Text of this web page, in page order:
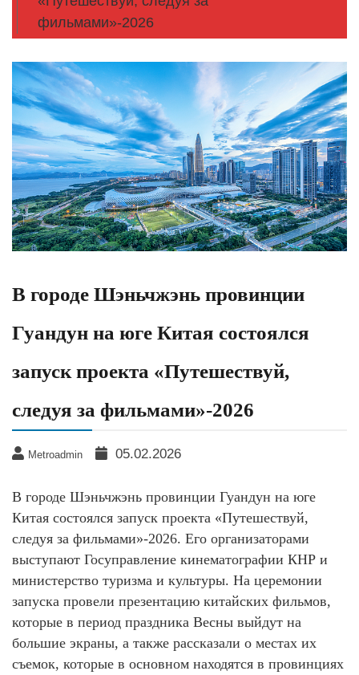
фильмами»-2026
В городе Шэньчжэнь провинции
Гуандун на юге Китая состоялся
запуск проекта «Путешествуй,
следуя за фильмами»-2026
Metroadmin 05.02.2026
В городе Шэньчжэнь провинции Гуандун на юге
Китая состоялся запуск проекта «Путешествуй,
следуя за фильмами»-2026. Его организаторами
выступают Госуправление кинематографии КНР и
министерство туризма и культуры. На церемонии
запуска провели презентацию китайских фильмов,
которые в период праздника Весны выйдут на
большие экраны, а также рассказали о местах их
съемок, которые в основном находятся в провинциях